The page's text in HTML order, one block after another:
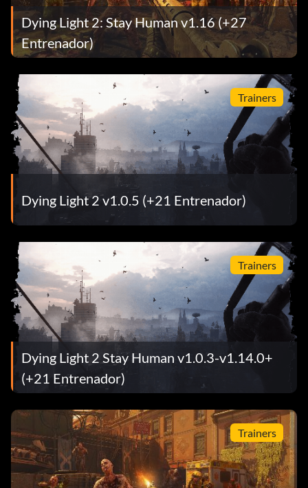
Dying Light 2: Stay Human v1.16 (+27
Entrenador)
Trainers
Dying Light 2 v1.0.5 (+21 Entrenador)
Trainers
Dying Light 2 Stay Human v1.0.3-v1.14.0+
(+21 Entrenador)
Trainers